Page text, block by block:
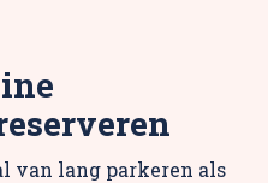
van lang parkeren als